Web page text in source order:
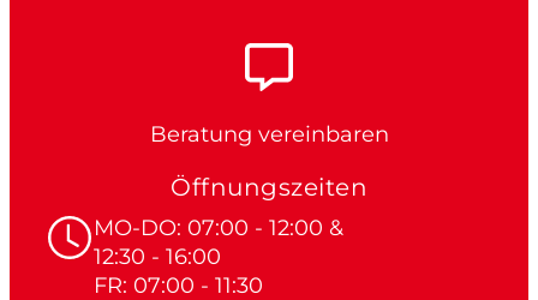
Beratung vereinbaren
Öffnungszeiten
MO-DO: 07:00 - 12:00 &
12:30 - 16:00
FR: 07:00 - 11:30